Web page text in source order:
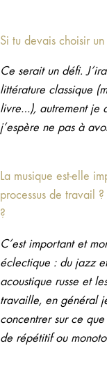
Si tu devais choisir
Ce serait un défi.
littérature classique
livre…), autrement je
j’espère ne pas à
La musique est-elle
processus de travail
?
C’est important et
éclectique : du jazz
acoustique russe et
travaille, en général
concentrer sur ce
de répétitif ou